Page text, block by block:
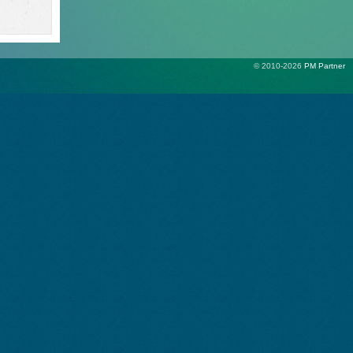
© 2010-2026 PM Partner